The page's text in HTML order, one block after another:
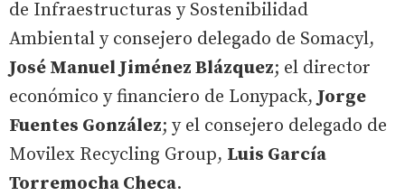
de Infraestructuras y Sostenibilidad
Ambiental y consejero delegado de Somacyl,
José Manuel Jiménez Blázquez; el director
económico y financiero de Lonypack, Jorge
Fuentes González; y el consejero delegado de
Movilex Recycling Group, Luis García
Torremocha Checa.